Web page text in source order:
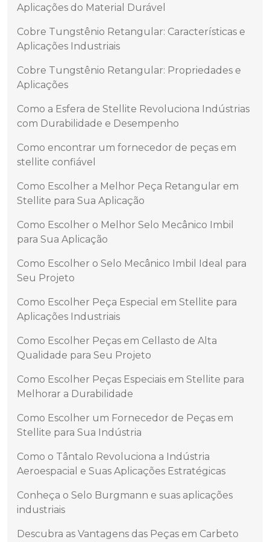
Aplicações do Material Durável
Cobre Tungstênio Retangular: Características e
Aplicações Industriais
Cobre Tungstênio Retangular: Propriedades e
Aplicações
Como a Esfera de Stellite Revoluciona Indústrias
com Durabilidade e Desempenho
Como encontrar um fornecedor de peças em
stellite confiável
Como Escolher a Melhor Peça Retangular em
Stellite para Sua Aplicação
Como Escolher o Melhor Selo Mecânico Imbil
para Sua Aplicação
Como Escolher o Selo Mecânico Imbil Ideal para
Seu Projeto
Como Escolher Peça Especial em Stellite para
Aplicações Industriais
Como Escolher Peças em Cellasto de Alta
Qualidade para Seu Projeto
Como Escolher Peças Especiais em Stellite para
Melhorar a Durabilidade
Como Escolher um Fornecedor de Peças em
Stellite para Sua Indústria
Como o Tântalo Revoluciona a Indústria
Aeroespacial e Suas Aplicações Estratégicas
Conheça o Selo Burgmann e suas aplicações
industriais
Descubra as Vantagens das Peças em Carbeto